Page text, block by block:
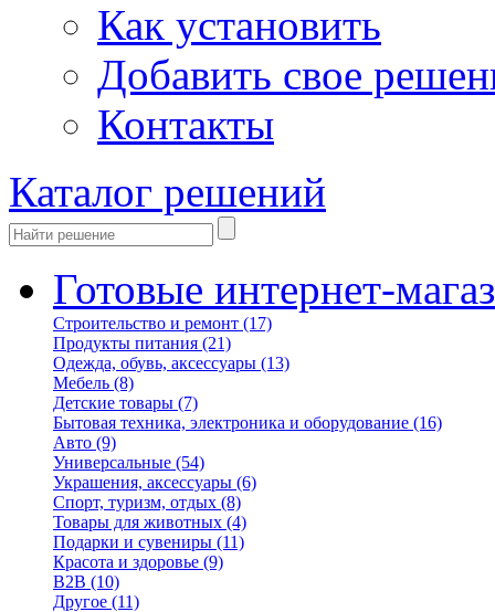
Как установить
Добавить свое
Контакты
Каталог решений
Готовые интернет-
Строительство и ремонт (17)
Продукты питания (21)
Одежда, обувь, аксессуары (13)
Мебель (8)
Детские товары (7)
Бытовая техника, электроника и оборудование (16)
Авто (9)
Универсальные (54)
Украшения, аксессуары (6)
Спорт, туризм, отдых (8)
Товары для животных (4)
Подарки и сувениры (11)
Красота и здоровье (9)
B2B (10)
Другое (11)